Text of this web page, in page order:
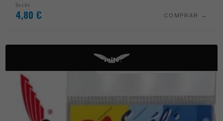
Desde
4,80 € COMPRAR